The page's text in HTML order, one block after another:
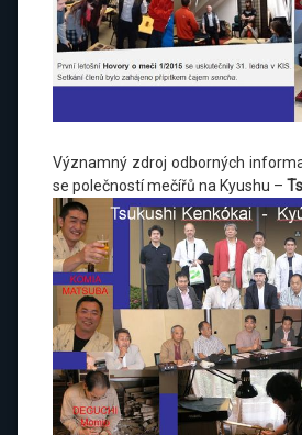
Významný zdroj odborných
se polečností mečířů na Kyushu –